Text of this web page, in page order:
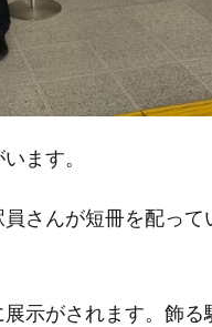
ます。
さんが短冊を配っ
示がされます。飾